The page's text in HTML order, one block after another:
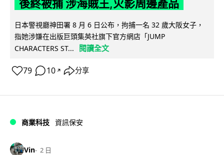
後終被捕 涉海賊王,火影周邊產品
日本警視廳神田署 8 月 6 日公布，拘捕一名 32 歲大阪女子，
指她涉嫌在出版巨頭集英社旗下官方網店「JUMP
CHARACTERS ST...
閱讀全文
79 10 ↗ 分享
商業科技 資訊保安
Vin 2 日